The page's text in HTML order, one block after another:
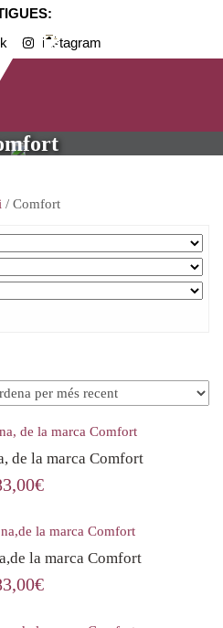
instagram
/ Comfort
de la marca Comfort
€
la marca Comfort
€